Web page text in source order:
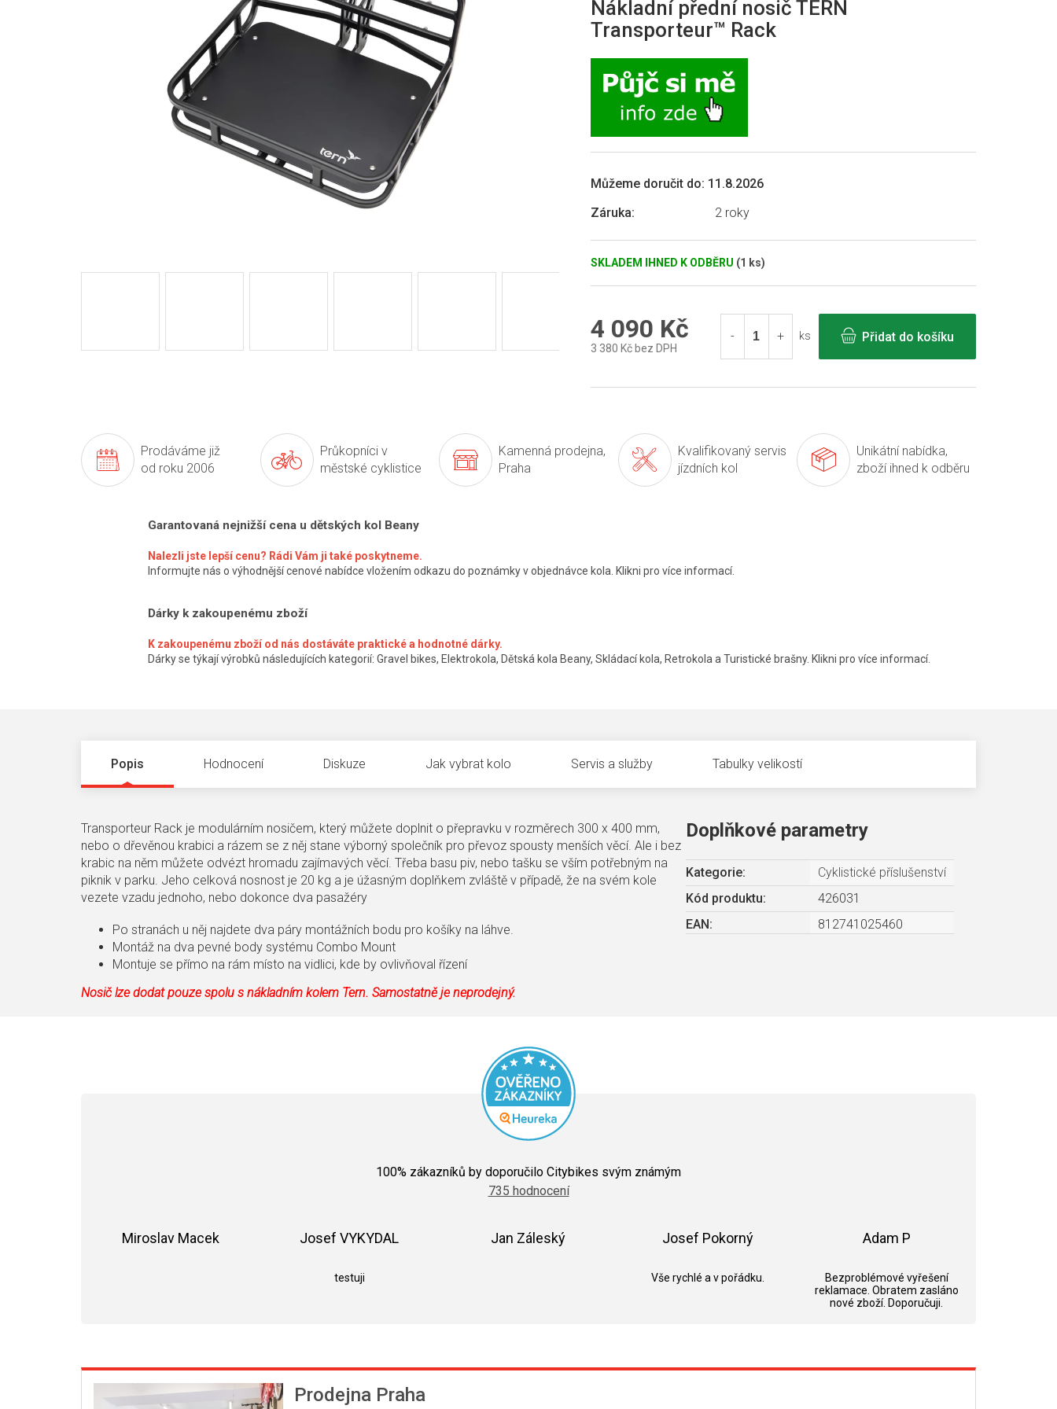
SKLADEM IHNED K ODBĚRU (1 ks)
Můžeme doručit do: 11.8.2026
Záruka: 2 roky
Nákladní přední nosič TERN
Transporteur™ Rack
0,0
z
5
4 090 Kč
3 380 Kč bez DPH
ks Přidat do košíku
Prodáváme již
od roku 2006
Průkopníci v
městské cyklistice
Kamenná prodejna,
Praha
Kvalifikovaný servis
jízdních kol
Unikátní nabídka,
zboží ihned k odběru
Garantovaná nejnižší cena u dětských kol Beany
Nalezli jste lepší cenu? Rádi Vám ji také poskytneme.
Informujte nás o výhodnější cenové nabídce vložením odkazu do poznámky v objednávce kola. Klikni pro více informací.
Dárky k zakoupenému zboží
K zakoupenému zboží od nás dostáváte praktické a hodnotné dárky.
Dárky se týkají výrobků následujících kategorií: Gravel bikes, Elektrokola, Dětská kola Beany, Skládací kola, Retrokola a Turistické brašny. Klikni pro více informací.
Popis Hodnocení Diskuze Jak vybrat kolo Servis a služby Tabulky velikostí
Transporteur Rack je modulárním nosičem, který můžete doplnit o přepravku v rozměrech 300 x 400 mm,
nebo o dřevěnou krabici a rázem se z něj stane výborný společník pro převoz spousty menších věcí. Ale i bez
krabic na něm můžete odvézt hromadu zajímavých věcí. Třeba basu piv, nebo tašku se vším potřebným na
piknik v parku. Jeho celková nosnost je 20 kg a je úžasným doplňkem zvláště v případě, že na svém kole
vezete vzadu jednoho, nebo dokonce dva pasažéry
Po stranách u něj najdete dva páry montážních bodu pro košíky na láhve.
Montáž na dva pevné body systému Combo Mount
Montuje se přímo na rám místo na vidlici, kde by ovlivňoval řízení
Nosič lze dodat pouze spolu s nákladním kolem Tern. Samostatně je neprodejný.
Doplňkové parametry
Kategorie:
Cyklistické příslušenství
Kód produktu:
426031
EAN: 812741025460
hodnocení
obchodu
je
5
hvězdiček.
100% zákazníků by doporučilo Citybikes svým známým
735 hodnocení
Miroslav Macek Josef VYKYDAL
testuji
Jan Záleský Josef Pokorný
Vše rychlé a v pořádku.
Adam P
Bezproblémové vyřešení
reklamace. Obratem zasláno
nové zboží. Doporučuji.
Prodejna Praha